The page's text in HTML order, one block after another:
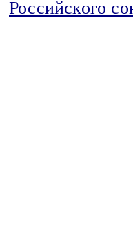
Российского